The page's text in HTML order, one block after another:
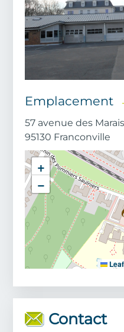
Emplacement
Adresse
57 avenue des Marais
Code postal
95130
Ville
Franconville
+
−
Contact